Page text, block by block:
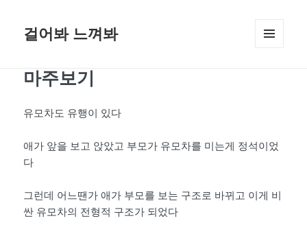
걸어봐 느껴봐
마주보기
유모차도 유행이 있다
애가 앞을 보고 앉았고 부모가 유모차를 미는게 정석이었
다
그런데 어느땐가 애가 부모를 보는 구조로 바뀌고 이게 비
싼 유모차의 전형적 구조가 되었다